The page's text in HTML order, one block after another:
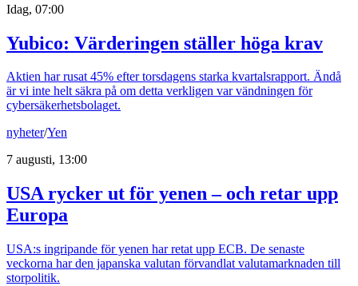
Idag, 07:00
Yubico: Värderingen ställer höga krav
Aktien har rusat 45% efter torsdagens starka kvartalsrapport. Ändå
är vi inte helt säkra på om detta verkligen var vändningen för
cybersäkerhetsbolaget.
nyheter/Yen
7 augusti, 13:00
USA rycker ut för yenen – och retar upp
Europa
USA:s ingripande för yenen har retat upp ECB. De senaste
veckorna har den japanska valutan förvandlat valutamarknaden till
storpolitik.